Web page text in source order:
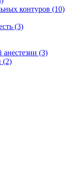
контуров (10)
(3)
(3)
(2)